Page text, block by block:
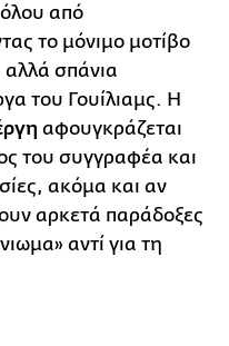
από
το μόνιμο μοτίβο
αλλά σπάνια
του Γουίλιαμς. Η
αφουγκράζεται
του συγγραφέα και
ακόμα και αν
αρκετά παράδοξες
αντί για τη